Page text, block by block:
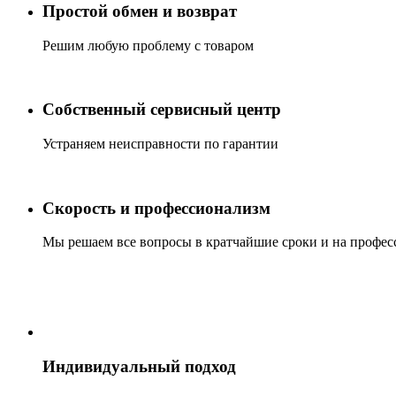
Простой обмен и возврат
Решим любую проблему с товаром
Собственный сервисный центр
Устраняем неисправности по гарантии
Скорость и профессионализм
Мы решаем все вопросы в кратчайшие сроки и на
Индивидуальный подход